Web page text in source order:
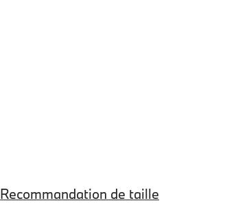
Recommandation de taille